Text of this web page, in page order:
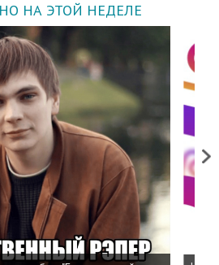
НА ЭТОЙ НЕДЕЛЕ
Next